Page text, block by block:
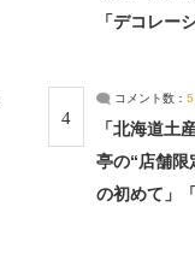
「デコレー
4
コメント数： 5
「北海道土
亭の“店舗
の初めて」